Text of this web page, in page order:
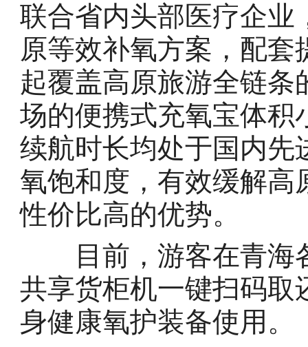
联合省内头部医疗企业
原等效补氧方案，配
起覆盖高原旅游全链
场的便携式充氧宝体积
续航时长均处于国内先
氧饱和度，有效缓解高
性价比高的优势。
目前，游客在青海
共享货柜机一键扫码取
身健康氧护装备使用。